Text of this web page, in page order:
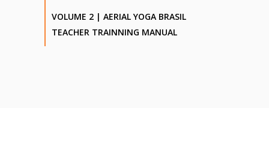
VOLUME 2 | AERIAL YOGA BRASIL
TEACHER TRAINNING MANUAL